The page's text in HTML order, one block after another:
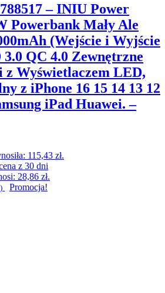
– INIU Power
Powerbank Mały Ale
(Wejście i Wyjście
3.0 QC 4.0 Zewnętrzne
z Wyświetlaczem LED,
z iPhone 16 15 14 13 12
iPad Huawei. –
115,43 zł.
z 30 dni
28,86 zł.
) Promocja!